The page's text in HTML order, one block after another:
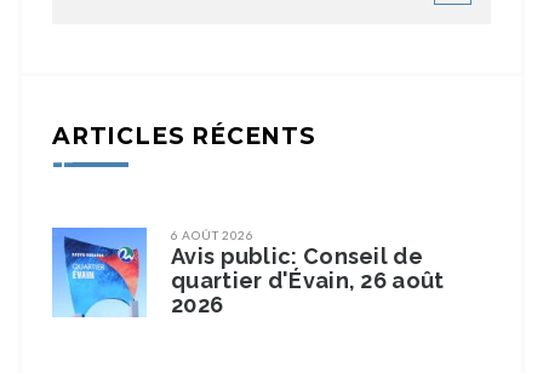
ARTICLES RÉCENTS
6 AOÛT 2026
Avis public: Conseil de
quartier d'Évain, 26 août
2026